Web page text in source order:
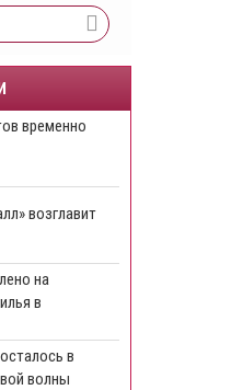
временно
возглавит
на
в
в
волны